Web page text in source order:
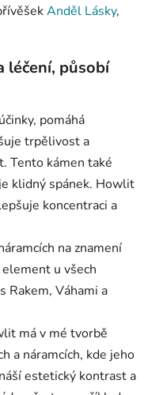
Anděl Lásky,
léčení, působí
pomáhá
trpělivost a
Tento kámen také
klidný spánek. Howlit
koncentraci a
na znamení
u všech
Rakem, Váhami a
má v mé tvorbě
a náramcích, kde jeho
estetický kontrast a